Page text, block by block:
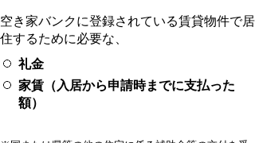
空き家バンクに登録されている賃貸物件で居
住するために必要な、
礼金
家賃（入居から申請時までに支払った
額）